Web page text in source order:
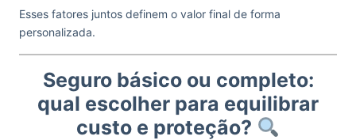
Esses fatores juntos definem o valor final de forma
personalizada.
Seguro básico ou completo:
qual escolher para equilibrar
custo e proteção?